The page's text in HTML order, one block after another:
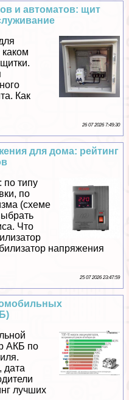
и автоматов: щит
каком
Как
26 07 2026 7:49:30
для дома: рейтинг
по типу
по
(схеме
Что
напряжения
25 07 2026 23:47:59
АКБ по
дата
лучших